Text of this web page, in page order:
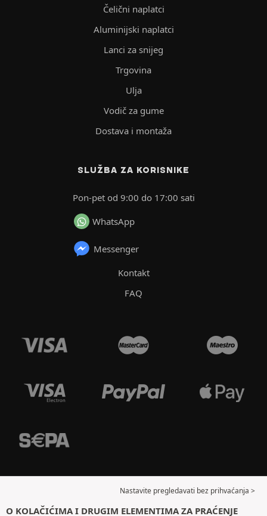
Čelični naplatci
Aluminijski naplatci
Lanci za snijeg
Trgovina
Ulja
Vodič za gume
Dostava i montaža
SLUŽBA ZA KORISNIKE
Pon-pet od 9:00 do 17:00 sati
WhatsApp
Messenger
Kontakt
FAQ
Nastavite pregledavati bez prihvaćanja >
O KOLAČIĆIMA I DRUGIM ELEMENTIMA ZA PRAĆENJE